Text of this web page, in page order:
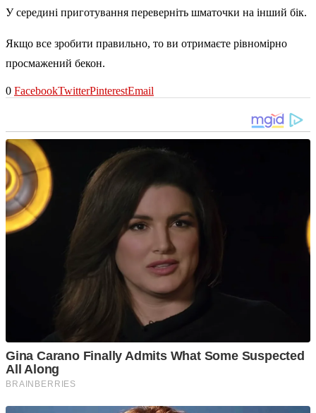
У середині приготування переверніть шматочки на інший бік.
Якщо все зробити правильно, то ви отримаєте рівномірно
просмажений бекон.
0 FacebookTwitterPinterestEmail